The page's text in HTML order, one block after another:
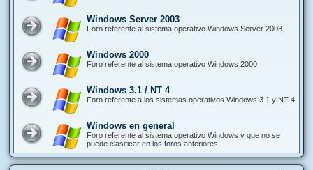
Windows Server 2003
Foro referente al sistema operativo Windows Server 2003
Windows 2000
Foro referente al sistema operativo Windows 2000
Windows 3.1 / NT 4
Foro referente a los sistemas operativos Windows 3.1 y NT 4
Windows en general
Foro referente al sistema operativo Windows y que no se
puede clasificar en los foros anteriores